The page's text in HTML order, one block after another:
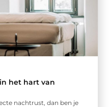
het hart van
nachtrust, dan ben je